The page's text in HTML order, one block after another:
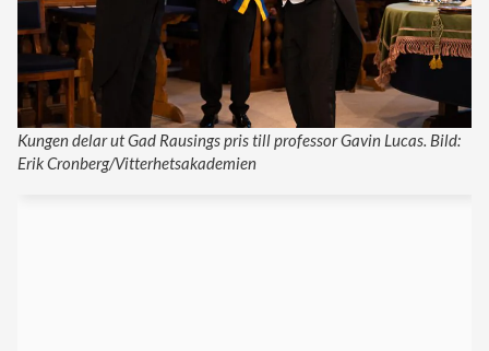
Kungen delar ut Gad Rausings pris till professor Gavin Lucas. Bild:
Erik Cronberg/Vitterhetsakademien